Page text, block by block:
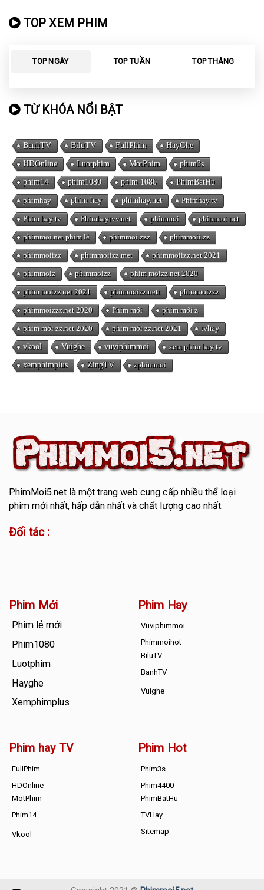
TOP XEM PHIM
TOP NGÀY TOP TUẦN TOP THÁNG
TỪ KHÓA NỔI BẬT
BanhTV BiluTV FullPhim HayGhe
HDOnline Luotphim MotPhim phim3s
phim14 phim1080 phim 1080 PhimBatHu
phimhay phim hay phimhay.net Phimhay.tv
Phim hay tv Phimhaytvv.net phimmoi phimmoi.net
phimmoi.net phim lẻ phimmoi.zzz phimmoii.zz
phimmoiizz phimmoiizz.met phimmoiizz.net 2021
phimmoiz phimmoizz phim moizz.net 2020
phim moizz.net 2021 phimmoizz.nett phimmoizzz
phimmoizzz.net 2020 Phim mới phim mới z
phim mới zz.net 2020 phim mới zz.net 2021 tvhay
vkool Vuighe vuviphimmoi xem phim hay tv
xemphimplus ZingTV zphimmoi
PhimMoi5.netlà một trang web cung cấp nhiều thể loại
phim mới nhất, hấp dẫn nhất và chất lượng cao nhất.
Đối tác :
Phim Mới
Phim lẻ mới
Phim1080
Luotphim
Hayghe
Xemphimplus
Phim Hay
Vuviphimmoi
Phimmoihot
BiluTV
BanhTV
Vuighe
Phim hay TV
FullPhim
HDOnline
MotPhim
Phim14
Vkool
Phim Hot
Phim3s
Phim4400
PhimBatHu
TVHay
Sitemap